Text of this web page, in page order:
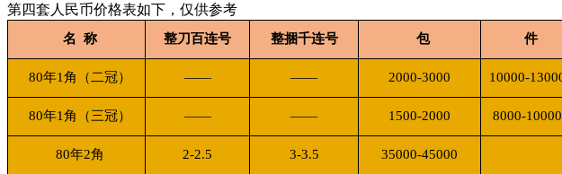
第四套人民币价格表如下，仅供参考
名 称 整刀百连号 整捆千连号 包 件
80年1角（二冠） —— —— 2000-3000 10000-
80年1角（三冠） —— —— 1500-2000 8000-10000
80年2角 2-2.5 3-3.5 35000-45000